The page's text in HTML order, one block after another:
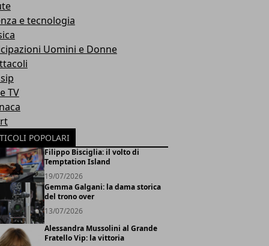
e tecnologia
Uomini e Donne
TV
POPOLARI
Filippo Bisciglia: il volto di
Temptation Island
19/07/2026
Gemma Galgani: la dama storica
del trono over
13/07/2026
Alessandra Mussolini al Grande
Fratello Vip: la vittoria